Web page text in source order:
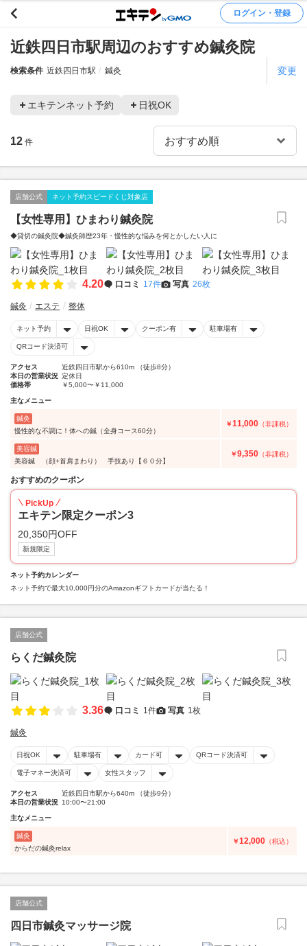
ログイン・登録
近鉄四日市駅周辺のおすすめ鍼灸院
検索条件 近鉄四日市駅 鍼灸 変更
エキテンネット予約 日祝OK
12 件
店舗公式 ネット予約スピードくじ対象店
【女性専用】ひまわり鍼灸院
◆貸切の鍼灸院◆鍼灸師歴23年・慢性的な悩みを何とかしたい人に
4.20 口コミ 17件 写真 26枚
鍼灸 エステ 整体
ネット予約 日祝OK クーポン有 駐車場有
QRコード決済可
アクセス
近鉄四日市駅から610m （徒歩8分）
本日の営業状況 定休日
価格帯
￥5,000〜￥11,000
主なメニュー
鍼灸
慢性的な不調に！体への鍼（全身コース60分）
￥11,000 （非課税）
美容鍼
美容鍼 （顔+首肩まわり） 手技あり【６０分】
￥9,350 （非課税）
おすすめのクーポン
PickUp
エキテン限定クーポン3
20,350円OFF
新規限定
ネット予約カレンダー
ネット予約で最大10,000円分のAmazonギフトカードが当たる！
店舗公式
らくだ鍼灸院
3.36 口コミ 1件 写真 1枚
鍼灸
日祝OK 駐車場有 カード可 QRコード決済可
電子マネー決済可 女性スタッフ
アクセス
近鉄四日市駅から640m （徒歩9分）
本日の営業状況 10:00〜21:00
主なメニュー
鍼灸
からだの鍼灸relax
￥12,000 （税込）
店舗公式
四日市鍼灸マッサージ院